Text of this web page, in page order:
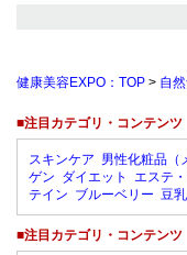
健康美容EXPO：TOP > 自
■注目カテゴリ・コンテンツ
スキンケア 男性化粧品（
ゲン ダイエット エステ
テイン ブルーベリー 豆乳
■注目カテゴリ・コンテンツ